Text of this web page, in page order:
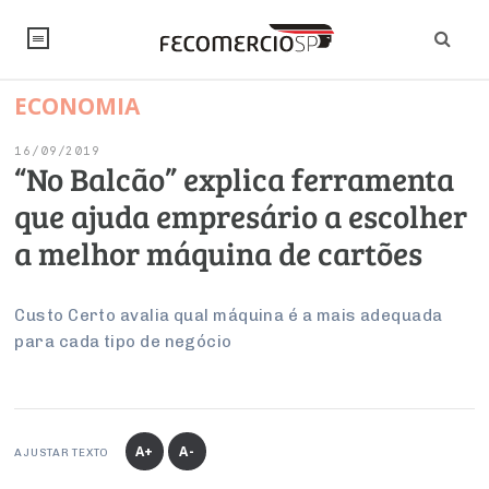
NOTÍCIAS
Editorial
Artigos
Institucional
PROJETOS ESPECIAIS:
Economia
Pesquisas
Brasil
Internacional
Economia Digital
Inteligência Artificial
Trabalho
Reforma Tributária
Serviços
SINDICATOS
PESQUISAS
INSTITUCIONAL
Negociações Coletivas
Conselho de Turismo
Conselho de Emprego e Relações do Trabalho
ECONOMIA
16/09/2019
“No Balcão” explica ferramenta
que ajuda empresário a escolher
a melhor máquina de cartões
Custo Certo avalia qual máquina é a mais adequada
para cada tipo de negócio
AJUSTAR TEXTO A+ A-